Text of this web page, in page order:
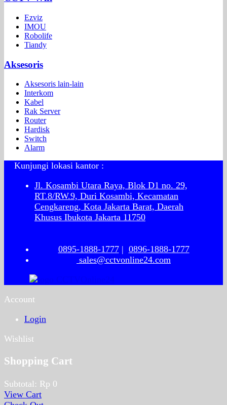
Ezviz
IMOU
Robolife
Tiandy
Aksesoris
Aksesoris lain-lain
Interkom
Kabel
Rak Server
Router
Hardisk
Switch
Alarm
Kunjungi lokasi kantor :
Jl. Kosambi Utara Raya, Blok D1 no. 29,
RT.8/RW.9, Duri Kosambi, Kecamatan
Cengkareng, Kota Jakarta Barat, Daerah
Khusus Ibukota Jakarta 11750
0895-1888-1777| 0896-1888-1777
sales@cctvonline24.com
Account
Login
Wishlist
Shopping Cart
Subtotal: Rp 0
View Cart